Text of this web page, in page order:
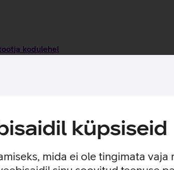
küpsiseid
mida ei ole tingimata vaja
kodulehel